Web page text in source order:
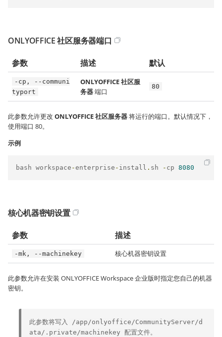
ONLYOFFICE 社区服务器端口
参数 描述 默认
-cp, --communi
typort
ONLYOFFICE 社区服
务器端口
80
此参数允许更改 ONLYOFFICE 社区服务器将运行的端口。默认情况下，
使用端口 80。
示例
bash workspace -enterprise - install . sh - cp 8080
核心机器密钥设置
参数 描述
-mk, --machinekey 核心机器密钥设置
此参数允许在安装 ONLYOFFICE Workspace 企业版时指定您自己的机器
密钥。
此参数将写入
/app/onlyoffice/CommunityServer/d
ata/.private/machinekey 配置文件。